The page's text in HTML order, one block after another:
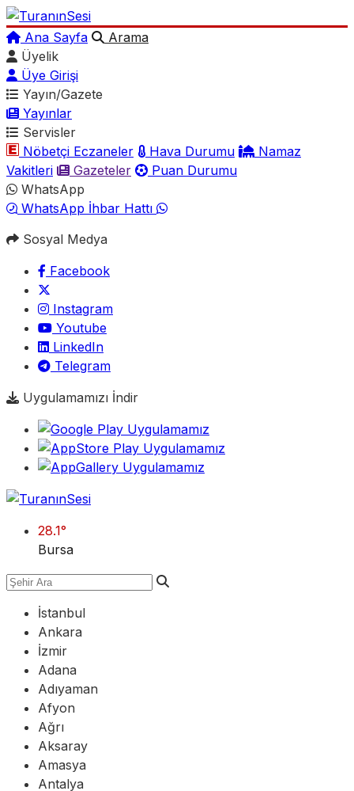
Ana Sayfa
Arama
Üyelik
Üye Girişi
Yayın/Gazete
Yayınlar
Servisler
Nöbetçi Eczaneler
Hava Durumu
Namaz
Vakitleri
Gazeteler
Puan Durumu
WhatsApp
WhatsApp İhbar Hattı
Sosyal Medya
Facebook
Instagram
Youtube
LinkedIn
Telegram
Uygulamamızı İndir
28.1°
Bursa
İstanbul
Ankara
İzmir
Adana
Adıyaman
Afyon
Ağrı
Aksaray
Amasya
Antalya